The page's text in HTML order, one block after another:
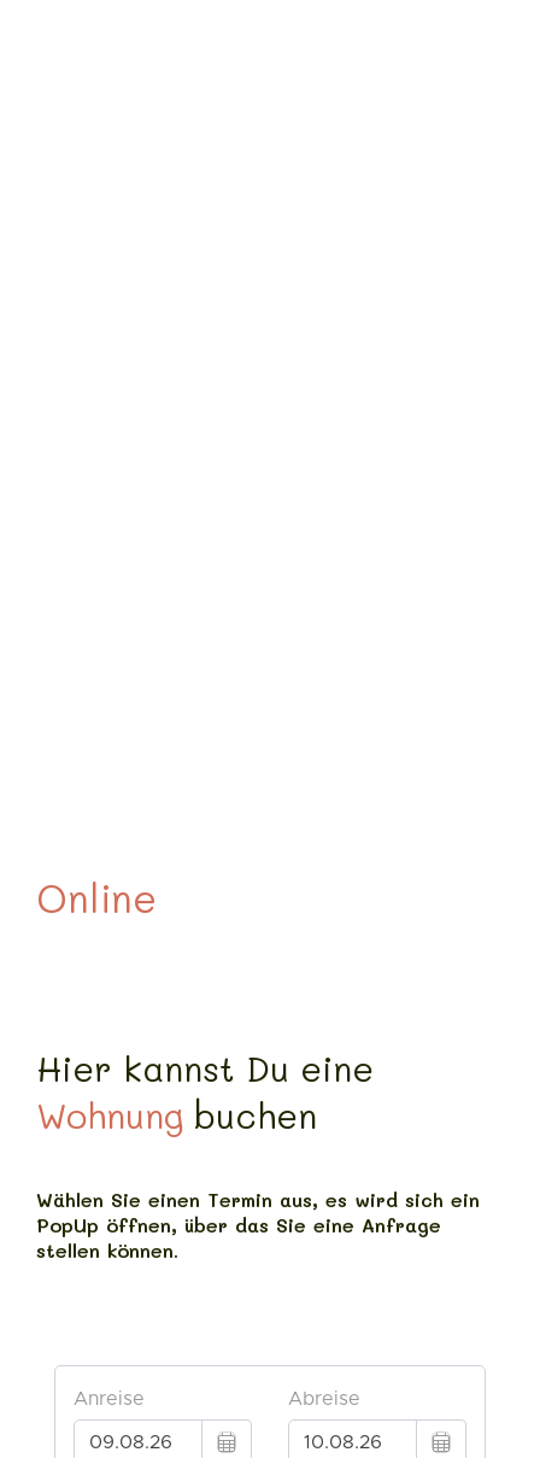
Online
Hier kannst Du eine
Wohnung buchen
Wählen Sie einen Termin aus, es wird sich ein
PopUp öffnen, über das Sie eine Anfrage
stellen können.